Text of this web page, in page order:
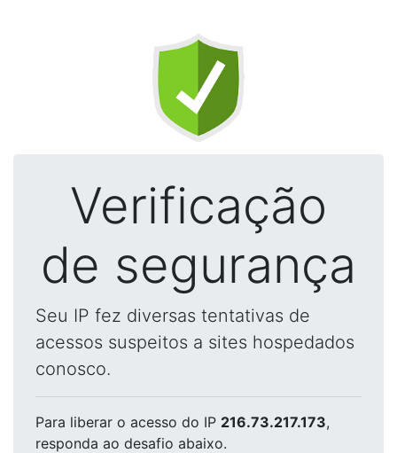
Verificação
de segurança
Seu IP fez diversas tentativas de
acessos suspeitos a sites hospedados
conosco.
Para liberar o acesso do IP 216.73.217.173,
responda ao desafio abaixo.